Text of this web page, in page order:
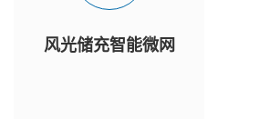
风光储充智能微网